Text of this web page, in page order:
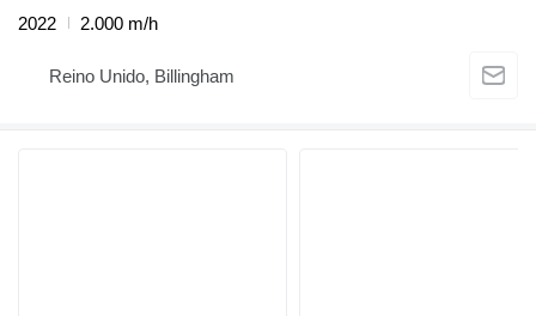
2022
2.000 m/h
Reino Unido, Billingham